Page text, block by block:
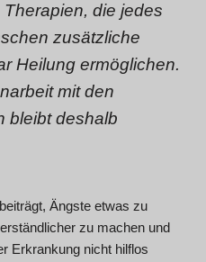
die jedes
zusätzliche
Heilung ermöglichen.
mit den
bleibt deshalb
Ängste etwas zu
zu machen und
Erkrankung nicht hilflos